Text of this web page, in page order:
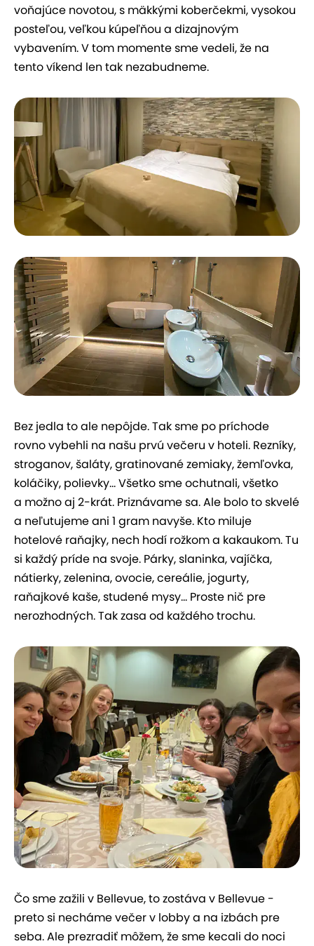
voňajúce novotou, s mäkkými koberčekmi, vysokou
posteľou, veľkou kúpeľňou a dizajnovým
vybavením. V tom momente sme vedeli, že na
tento víkend len tak nezabudneme.
Bez jedla to ale nepôjde. Tak sme po príchode
rovno vybehli na našu prvú večeru v hoteli. Rezníky,
stroganov, šaláty, gratinované zemiaky, žemľovka,
koláčiky, polievky... Všetko sme ochutnali, všetko
a možno aj 2-krát. Priznávame sa. Ale bolo to skvelé
a neľutujeme ani 1 gram navyše. Kto miluje
hotelové raňajky, nech hodí rožkom a kakaukom. Tu
si každý príde na svoje. Párky, slaninka, vajíčka,
nátierky, zelenina, ovocie, cereálie, jogurty,
raňajkové kaše, studené mysy... Proste nič pre
nerozhodných. Tak zasa od každého trochu.
Čo sme zažili v Bellevue, to zostáva v Bellevue -
preto si necháme večer v lobby a na izbách pre
seba. Ale prezradiť môžem, že sme kecali do noci